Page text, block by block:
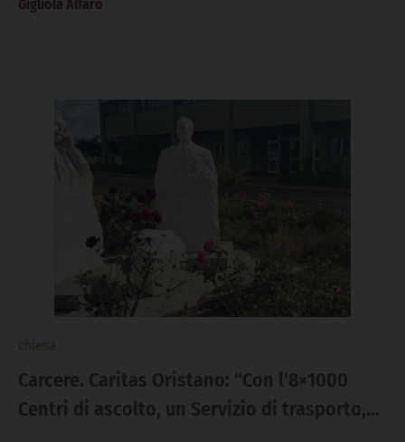
realtà, nasce da...
Gigliola Alfaro
Carcere. Caritas Oristano: “Con l’8×1000
Centri di ascolto, un Servizio di trasporto,